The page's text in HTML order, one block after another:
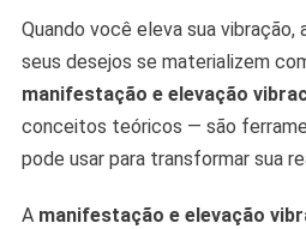
Quando você eleva sua vibração,
seus desejos se materializem
manifestação e elevação
conceitos teóricos — são
pode usar para transformar sua
A manifestação e elevação